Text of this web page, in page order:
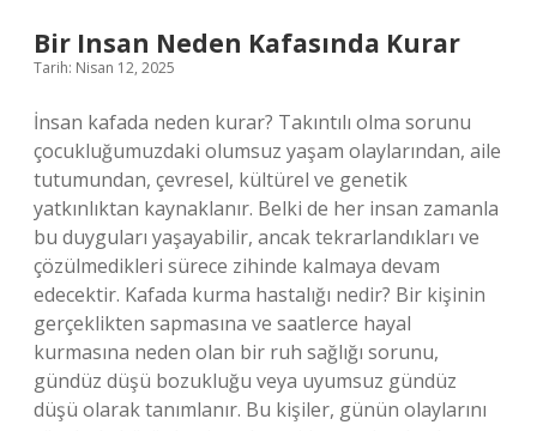
Bir Insan Neden Kafasında Kurar
Tarih: Nisan 12, 2025
İnsan kafada neden kurar? Takıntılı olma sorunu
çocukluğumuzdaki olumsuz yaşam olaylarından, aile
tutumundan, çevresel, kültürel ve genetik
yatkınlıktan kaynaklanır. Belki de her insan zamanla
bu duyguları yaşayabilir, ancak tekrarlandıkları ve
çözülmedikleri sürece zihinde kalmaya devam
edecektir. Kafada kurma hastalığı nedir? Bir kişinin
gerçeklikten sapmasına ve saatlerce hayal
kurmasına neden olan bir ruh sağlığı sorunu,
gündüz düşü bozukluğu veya uyumsuz gündüz
düşü olarak tanımlanır. Bu kişiler, günün olaylarını